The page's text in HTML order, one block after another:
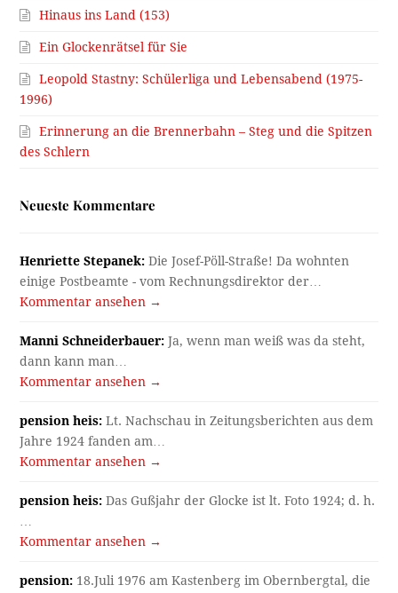
Hinaus ins Land (153)
Ein Glockenrätsel für Sie
Leopold Stastny: Schülerliga und Lebensabend (1975-
1996)
Erinnerung an die Brennerbahn – Steg und die Spitzen
des Schlern
Neueste Kommentare
Henriette Stepanek: Die Josef-Pöll-Straße! Da wohnten
einige Postbeamte - vom Rechnungsdirektor der…
Kommentar ansehen →
Manni Schneiderbauer: Ja, wenn man weiß was da steht,
dann kann man…
Kommentar ansehen →
pension heis: Lt. Nachschau in Zeitungsberichten aus dem
Jahre 1924 fanden am…
Kommentar ansehen →
pension heis: Das Gußjahr der Glocke ist lt. Foto 1924; d. h.
…
Kommentar ansehen →
pension: 18.Juli 1976 am Kastenberg im Obernbergtal, die